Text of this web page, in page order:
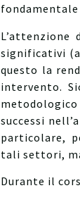
L’attenzione
significativi
questo la
intervento.
successi
particolare,
tali settori,
Durante il